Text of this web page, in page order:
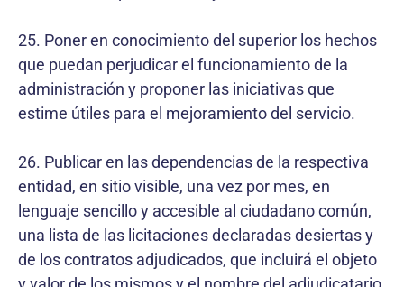
25. Poner en conocimiento del superior los hechos
que puedan perjudicar el funcionamiento de la
administración y proponer las iniciativas que
estime útiles para el mejoramiento del servicio.
26. Publicar en las dependencias de la respectiva
entidad, en sitio visible, una vez por mes, en
lenguaje sencillo y accesible al ciudadano común,
una lista de las licitaciones declaradas desiertas y
de los contratos adjudicados, que incluirá el objeto